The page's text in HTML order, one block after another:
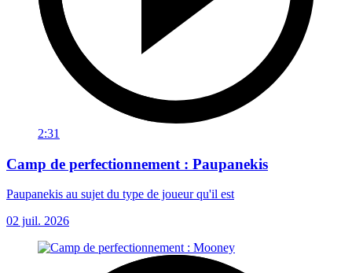
2:31
Camp de perfectionnement : Paupanekis
Paupanekis au sujet du type de joueur qu'il est
02 juil. 2026